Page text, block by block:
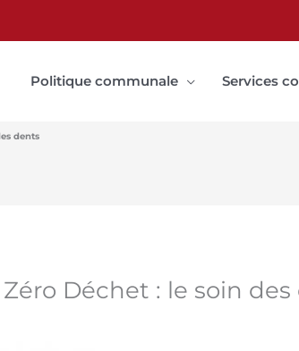
Politique communale Services
dents
Déchet : le soin